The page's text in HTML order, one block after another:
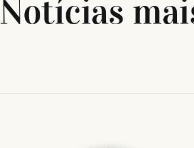
Notícias